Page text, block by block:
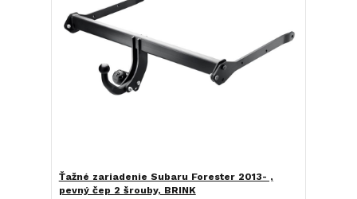
Ťažné zariadenie Subaru Forester 2013- ,
pevný čep 2 šrouby, BRINK